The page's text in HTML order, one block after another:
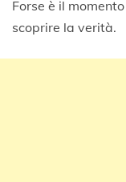
Forse è il
scoprire la verità.